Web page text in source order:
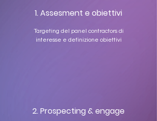
1. Assesment e obiettivi
Targeting del panel contractors di
interesse e definizione obiettivi
2. Prospecting & engage